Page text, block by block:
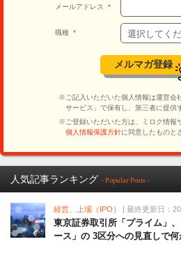
人気記事ランキング - Popular Posts -
経営、上場（IPO） | 最終更新日：
東京証券取引所「プライム」
ース」の 3区分への見直しで何